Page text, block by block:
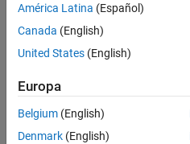
América Latina (Español)
Canada (English)
United States (English)
Europa
Belgium (English)
Denmark (English)
Centro di fiducia